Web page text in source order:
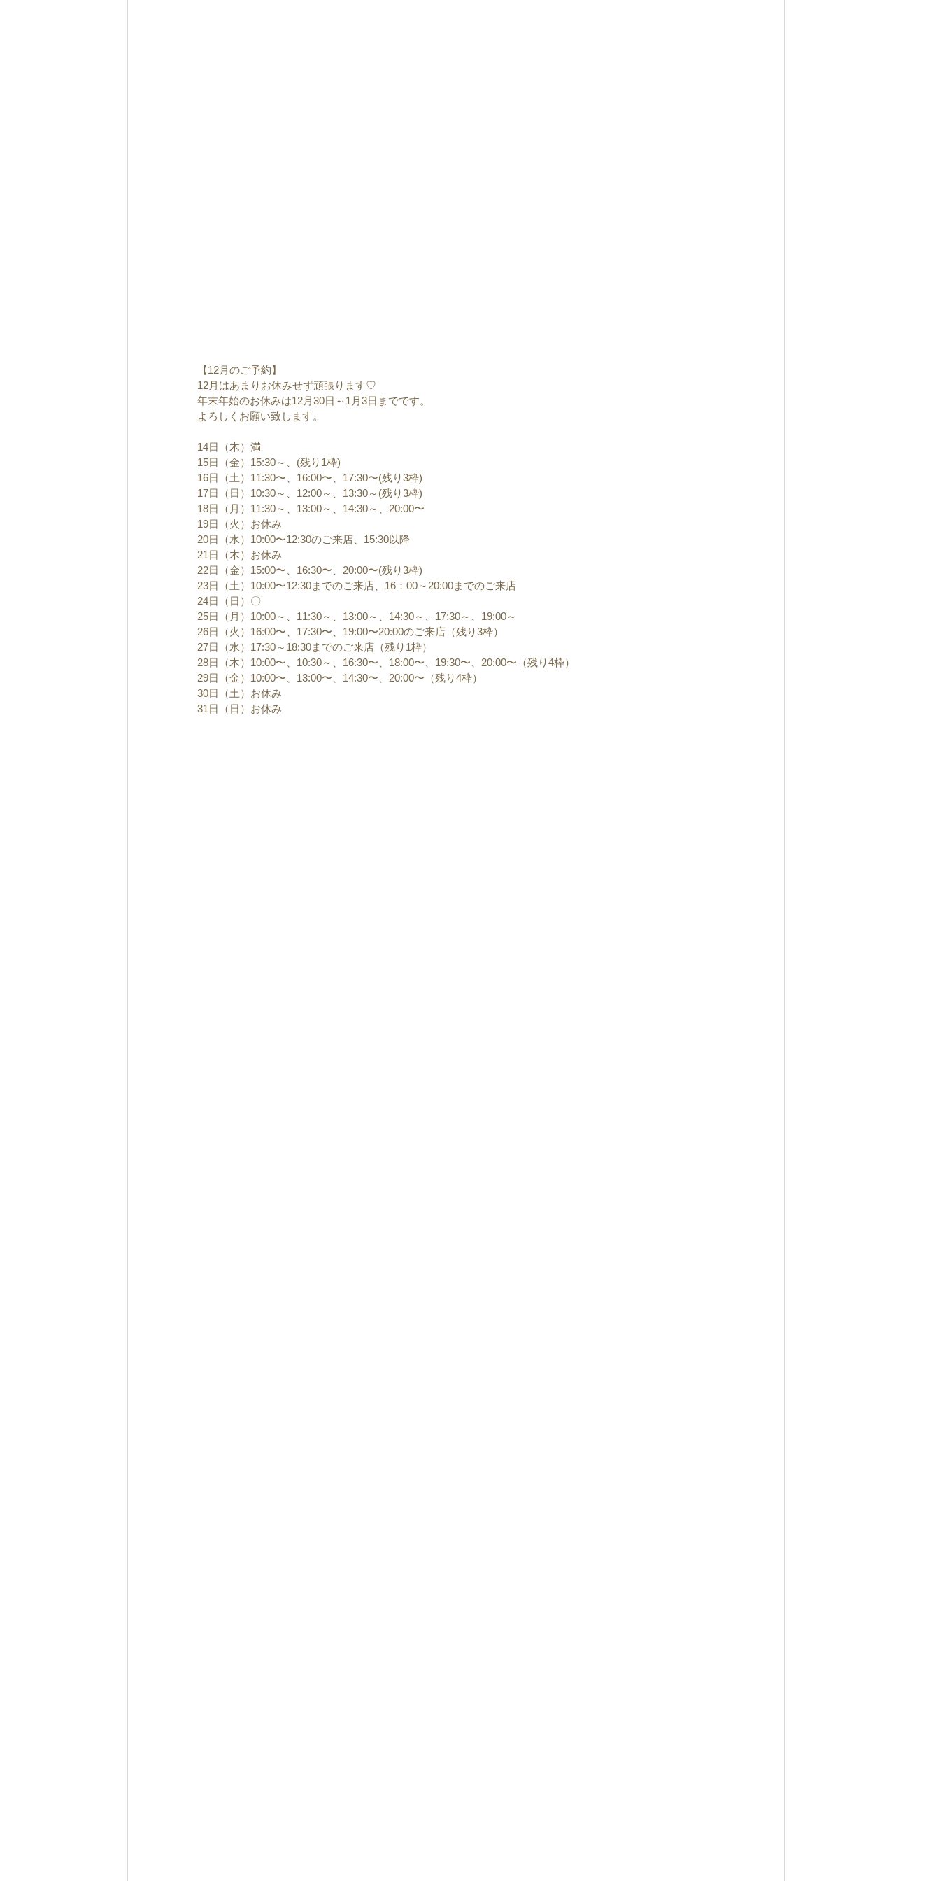
【12月のご予約】
12月はあまりお休みせず頑張ります♡
年末年始のお休みは12月30日～1月3日までです。
よろしくお願い致します。
14日（木）満
15日（金）15:30～、(残り1枠)
16日（土）11:30〜、16:00〜、17:30〜(残り3枠)
17日（日）10:30～、12:00～、13:30～(残り3枠)
18日（月）11:30～、13:00～、14:30～、20:00〜
19日（火）お休み
20日（水）10:00〜12:30のご来店、15:30以降
21日（木）お休み
22日（金）15:00〜、16:30〜、20:00〜(残り3枠)
23日（土）10:00〜12:30までのご来店、16：00～20:00までのご来店
24日（日）〇
25日（月）10:00～、11:30～、13:00～、14:30～、17:30～、19:00～
26日（火）16:00〜、17:30〜、19:00〜20:00のご来店（残り3枠）
27日（水）17:30～18:30までのご来店（残り1枠）
28日（木）10:00〜、10:30～、16:30〜、18:00〜、19:30〜、20:00〜（残り4枠）
29日（金）10:00〜、13:00〜、14:30〜、20:00〜（残り4枠）
30日（土）お休み
31日（日）お休み